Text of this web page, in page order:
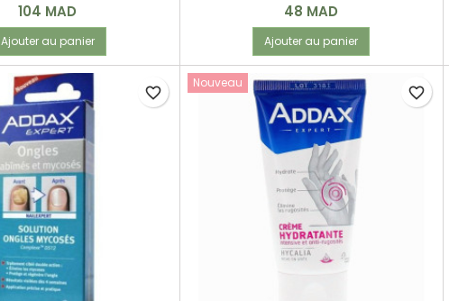
Prix
104 MAD
Ajouter au panier
Prix
48 MAD
Ajouter au panier
favorite_border
Nouveau
favorite_border